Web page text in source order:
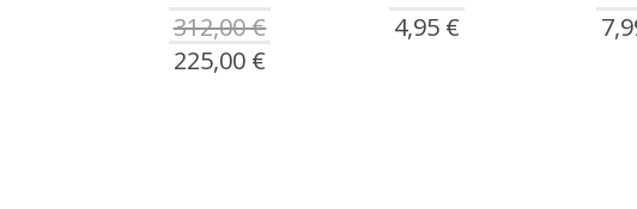
312,00 €
Precio
especial
225,00 €
4,95 €